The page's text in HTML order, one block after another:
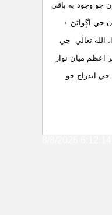
جو وجود به باقي
جي اڳواڻڻ ۽
الله تعالٰي جي
ميان نواز
اندراج جو